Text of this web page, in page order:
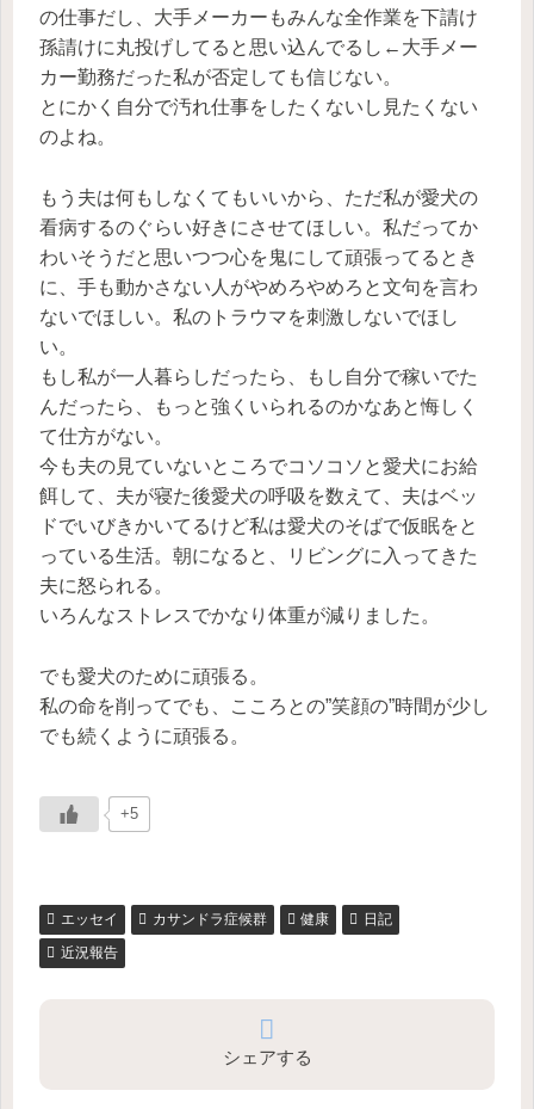
の仕事だし、大手メーカーもみんな全作業を下請け
孫請けに丸投げしてると思い込んでるし←大手メー
カー勤務だった私が否定しても信じない。
とにかく自分で汚れ仕事をしたくないし見たくない
のよね。
もう夫は何もしなくてもいいから、ただ私が愛犬の
看病するのぐらい好きにさせてほしい。私だってか
わいそうだと思いつつ心を鬼にして頑張ってるとき
に、手も動かさない人がやめろやめろと文句を言わ
ないでほしい。私のトラウマを刺激しないでほし
い。
もし私が一人暮らしだったら、もし自分で稼いでた
んだったら、もっと強くいられるのかなあと悔しく
て仕方がない。
今も夫の見ていないところでコソコソと愛犬にお給
餌して、夫が寝た後愛犬の呼吸を数えて、夫はベッ
ドでいびきかいてるけど私は愛犬のそばで仮眠をと
っている生活。朝になると、リビングに入ってきた
夫に怒られる。
いろんなストレスでかなり体重が減りました。
でも愛犬のために頑張る。
私の命を削ってでも、こころとの”笑顔の”時間が少し
でも続くように頑張る。
+5
エッセイ カサンドラ症候群 健康
日記
近況報告
シェアする